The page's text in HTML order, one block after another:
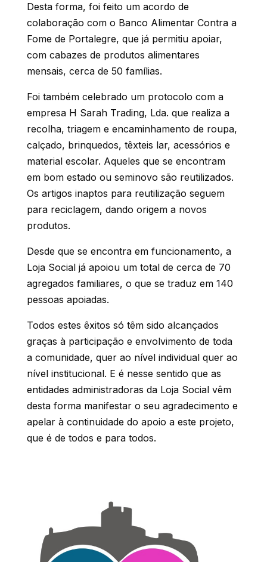
Desta forma, foi feito um acordo de
colaboração com o Banco Alimentar Contra a
Fome de Portalegre, que já permitiu apoiar,
com cabazes de produtos alimentares
mensais, cerca de 50 famílias.
Foi também celebrado um protocolo com a
empresa H Sarah Trading, Lda. que realiza a
recolha, triagem e encaminhamento de roupa,
calçado, brinquedos, têxteis lar, acessórios e
material escolar. Aqueles que se encontram
em bom estado ou seminovo são reutilizados.
Os artigos inaptos para reutilização seguem
para reciclagem, dando origem a novos
produtos.
Desde que se encontra em funcionamento, a
Loja Social já apoiou um total de cerca de 70
agregados familiares, o que se traduz em 140
pessoas apoiadas.
Todos estes êxitos só têm sido alcançados
graças à participação e envolvimento de toda
a comunidade, quer ao nível individual quer ao
nível institucional. E é nesse sentido que as
entidades administradoras da Loja Social vêm
desta forma manifestar o seu agradecimento e
apelar à continuidade do apoio a este projeto,
que é de todos e para todos.